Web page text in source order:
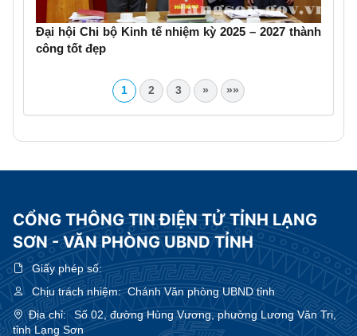
Đại hội Chi bộ Kinh tế nhiệm kỳ 2025 – 2027 thành
công tốt đẹp
1 2 3 » »»
CỔNG THÔNG TIN ĐIỆN TỬ TỈNH LẠNG
SƠN - VĂN PHÒNG UBND TỈNH
Giấy phép số:
Chịu trách nhiệm:Chánh Văn phòng UBND tỉnh
Địa chỉ:
Số 02, đường Hùng Vương, phường Lương Văn Tri,
tỉnh Lạng Sơn